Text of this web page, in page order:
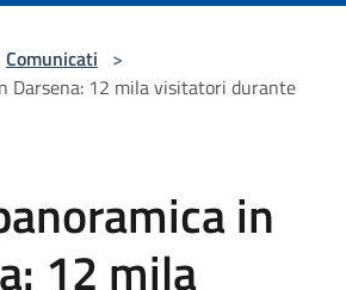
Comunicati >
Darsena: 12 mila visitatori durante
in
12 mila